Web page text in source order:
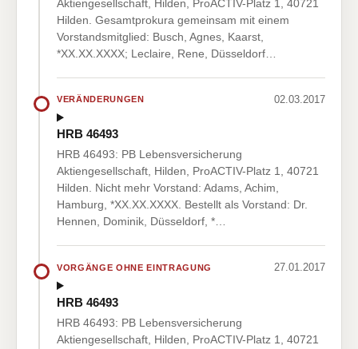
Aktiengesellschaft, Hilden, ProACTIV-Platz 1, 40721
Hilden. Gesamtprokura gemeinsam mit einem
Vorstandsmitglied: Busch, Agnes, Kaarst,
*XX.XX.XXXX; Leclaire, Rene, Düsseldorf…
VERÄNDERUNGEN 02.03.2017
HRB 46493
HRB 46493: PB Lebensversicherung
Aktiengesellschaft, Hilden, ProACTIV-Platz 1, 40721
Hilden. Nicht mehr Vorstand: Adams, Achim,
Hamburg, *XX.XX.XXXX. Bestellt als Vorstand: Dr.
Hennen, Dominik, Düsseldorf, *…
VORGÄNGE OHNE EINTRAGUNG 27.01.2017
HRB 46493
HRB 46493: PB Lebensversicherung
Aktiengesellschaft, Hilden, ProACTIV-Platz 1, 40721